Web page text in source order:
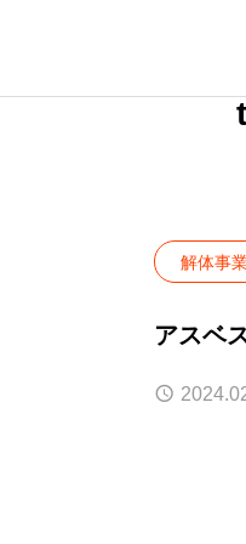
解体事
アスベ